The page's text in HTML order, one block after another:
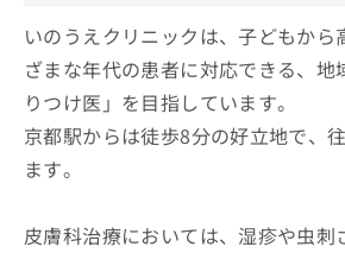
いのうえクリニックは、子どもから
ざまな年代の患者に対応できる、地
りつけ医」を目指しています。
京都駅からは徒歩8分の好立地で、
ます。
皮膚科治療においては、湿疹や虫刺